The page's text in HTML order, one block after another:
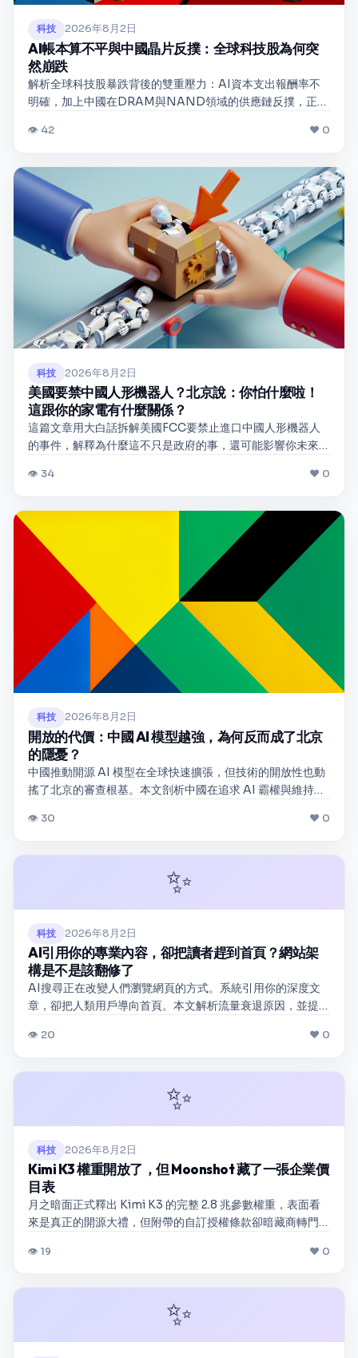
科技 2026年8月2日
AI帳本算不平與中國晶片反撲：全球科技股為何突
然崩跌
解析全球科技股暴跌背後的雙重壓力：AI資本支出報酬率不
明確，加上中國在DRAM與NAND領域的供應鏈反撲，正徹
👁 42 ❤ 0
科技 2026年8月2日
美國要禁中國人形機器人？北京說：你怕什麼啦！
這跟你的家電有什麼關係？
這篇文章用大白話拆解美國FCC要禁止進口中國人形機器人
的事件，解釋為什麼這不只是政府的事，還可能影響你未來
麼悄悄影響我們的日常生活。
👁 34 ❤ 0
科技 2026年8月2日
開放的代價：中國 AI 模型越強，為何反而成了北京
的隱憂？
中國推動開源 AI 模型在全球快速擴張，但技術的開放性也動
搖了北京的審查根基。本文剖析中國在追求 AI 霸權與維持意
👁 30 ❤ 0
✨
科技 2026年8月2日
AI引用你的專業內容，卻把讀者趕到首頁？網站架
構是不是該翻修了
AI搜尋正在改變人們瀏覽網頁的方式。系統引用你的深度文
章，卻把人類用戶導向首頁。本文解析流量衰退原因，並提
👁 20 ❤ 0
✨
科技 2026年8月2日
Kimi K3 權重開放了，但 Moonshot 藏了一張企業價
目表
月之暗面正式釋出 Kimi K3 的完整 2.8 兆參數權重，表面看
來是真正的開源大禮，但附帶的自訂授權條款卻暗藏商轉門
點，以及未來兩年 AI 授權機制可能演化的方向。
👁 19 ❤ 0
✨